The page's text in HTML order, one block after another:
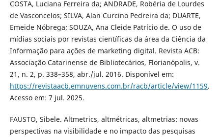
COSTA, Luciana Ferreira da; ANDRADE, Robéria de Lourdes
de Vasconcelos; SILVA, Alan Curcino Pedreira da; DUARTE,
Emeide Nóbrega; SOUZA, Ana Cleide Patrício de. O uso de
mídias sociais por revistas científicas da área da Ciência da
Informação para ações de marketing digital. Revista ACB:
Associação Catarinense de Bibliotecários, Florianópolis, v.
21, n. 2, p. 338–358, abr./jul. 2016. Disponível em:
https://revistaacb.emnuvens.com.br/racb/article/view/1159.
Acesso em: 7 jul. 2025.
FAUSTO, Sibele. Altmetrics, altmétricas, altmetrias: novas
perspectivas na visibilidade e no impacto das pesquisas